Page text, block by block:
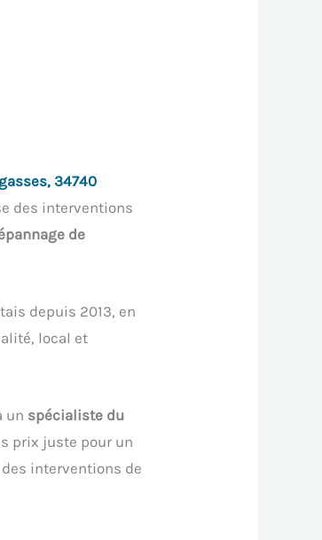
34740
des interventions
de
depuis 2013, en
local et
un spécialiste du
prix juste pour un
interventions de